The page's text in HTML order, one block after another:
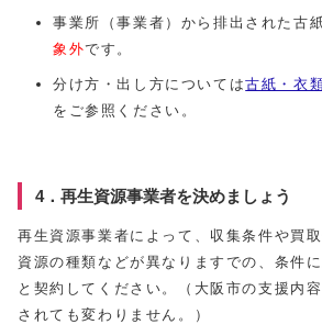
事業所（事業者）から排出された古
象外です。
分け方・出し方については古紙・衣
をご参照ください。
4．再生資源事業者を決めましょう
再生資源事業者によって、収集条件や買
資源の種類などが異なりますでの、条件
と契約してください。（大阪市の支援内
されても変わりません。）